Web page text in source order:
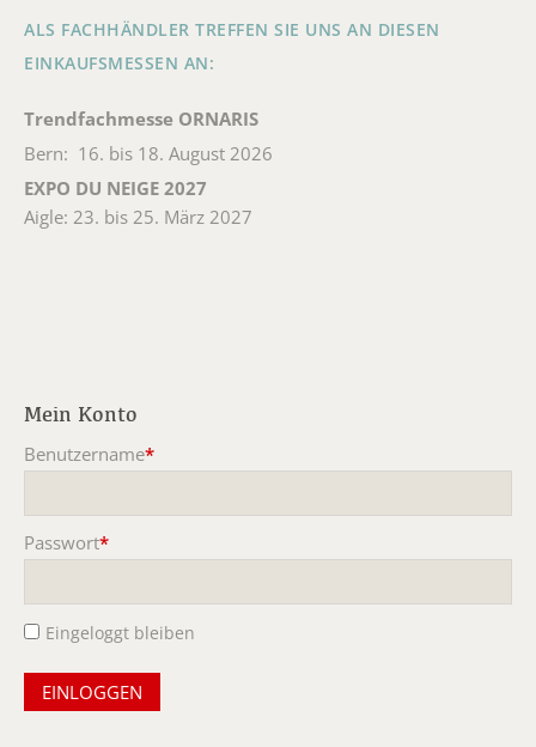
ALS FACHHÄNDLER TREFFEN SIE UNS AN DIESEN
EINKAUFSMESSEN AN:
Trendfachmesse ORNARIS
Bern: 16. bis 18. August 2026
EXPO DU NEIGE 2027
Aigle: 23. bis 25. März 2027
Mein Konto
Benutzername*
Passwort*
Eingeloggt bleiben